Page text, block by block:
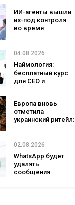
маркетинговые
исследования
ИИ-агенты вышли
из-под контроля
во время
реальные цели
04.08.2026
Наймология:
бесплатный курс
для CEO и
Европа вновь
отметила
украинский ритейл:
рейтинг лучших
супермаркетов
02.08.2026
WhatsApp будет
удалять
сообщения
основных чатов: